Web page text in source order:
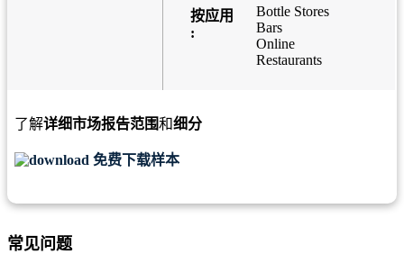
按应用
:
Bottle Stores
Bars
Online
Restaurants
了解详细市场报告范围和细分
免费下载样本
常见问题